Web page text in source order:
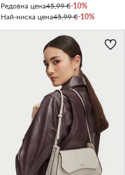
Редовна цена45,99 €-10%
Най-ниска цена45,99 €-10%